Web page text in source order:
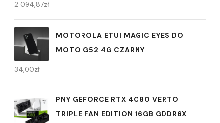
2 094,87zł
MOTOROLA ETUI MAGIC EYES DO
MOTO G52 4G CZARNY
34,00zł
PNY GEFORCE RTX 4080 VERTO
TRIPLE FAN EDITION 16GB GDDR6X